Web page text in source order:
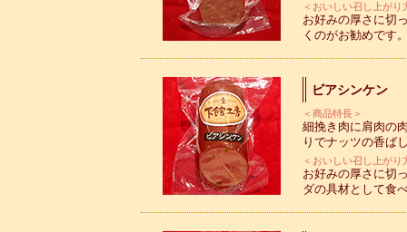
＜おいしい召し上がり
お好みの厚さに切
くのがお勧めです
ビアシンケン
＜商品特長＞
細挽き肉に肩肉の
りでナッツの香ば
＜おいしい召し上がり
お好みの厚さに切
ダの具材として食